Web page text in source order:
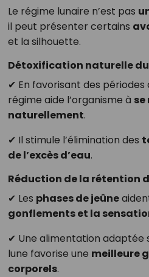
Le régime lunaire n’est pas
il peut présenter certains
et la silhouette.
Détoxification naturelle
✔ En favorisant des périodes
régime aide l’organisme à
naturellement.
✔ Il stimule l’élimination des
de l’excès d’eau.
Réduction de la rétention
✔ Les phases de jeûne
gonflements et la
✔ Une alimentation adaptée
lune favorise une meilleure
corporels.